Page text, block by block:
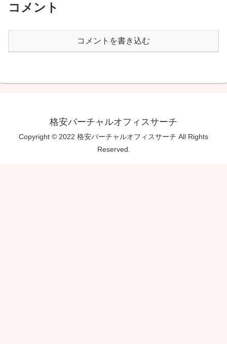
コメント
コメントを書き込む
格安バーチャルオフィスサーチ
Copyright © 2022 格安バーチャルオフィスサーチ All Rights
Reserved.